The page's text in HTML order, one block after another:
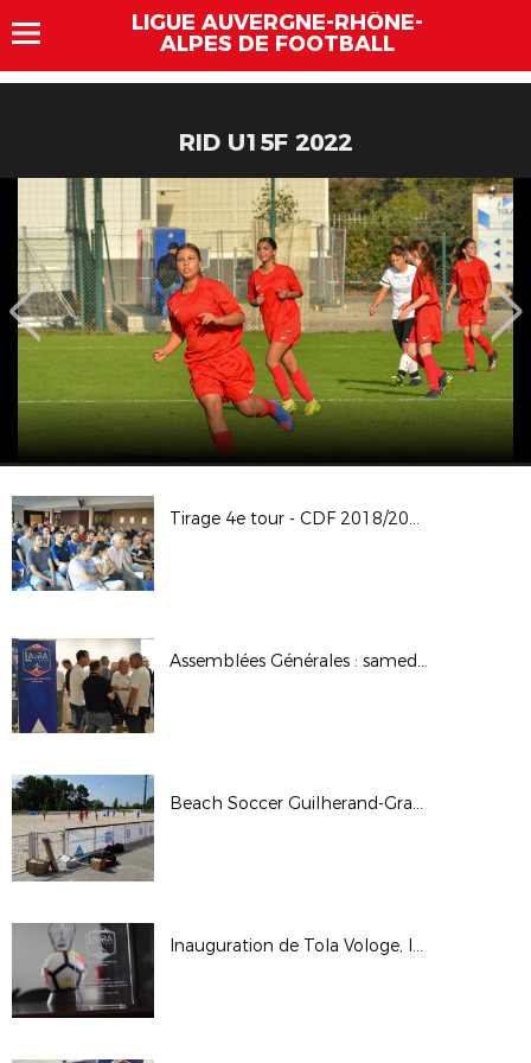
LIGUE AUVERGNE-RHÔNE-
ALPES DE FOOTBALL
RID U15F 2022
Tirage 4e tour - CDF 2018/2019
Assemblées Générales : samedi 30 juin 2018
Beach Soccer Guilherand-Granges 2018
Inauguration de Tola Vologe, le samedi 9 juin 2018